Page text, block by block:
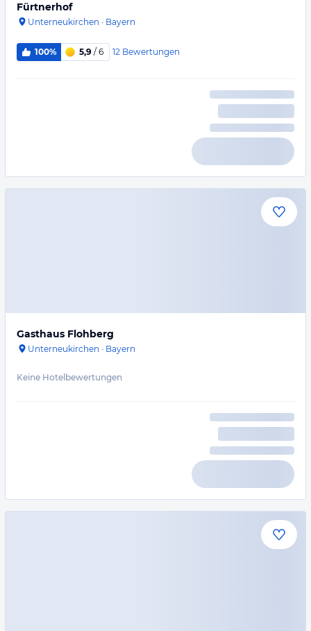
Fürtnerhof
Unterneukirchen · Bayern
100% 5,9 / 6 12 Bewertungen
Gasthaus Flohberg
Unterneukirchen · Bayern
Keine Hotelbewertungen